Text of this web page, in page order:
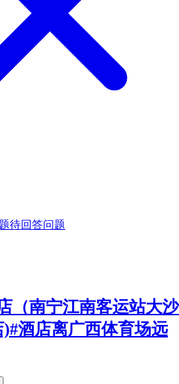
待回答问题
（南宁江南客运站大沙
)#酒店离广西体育场远